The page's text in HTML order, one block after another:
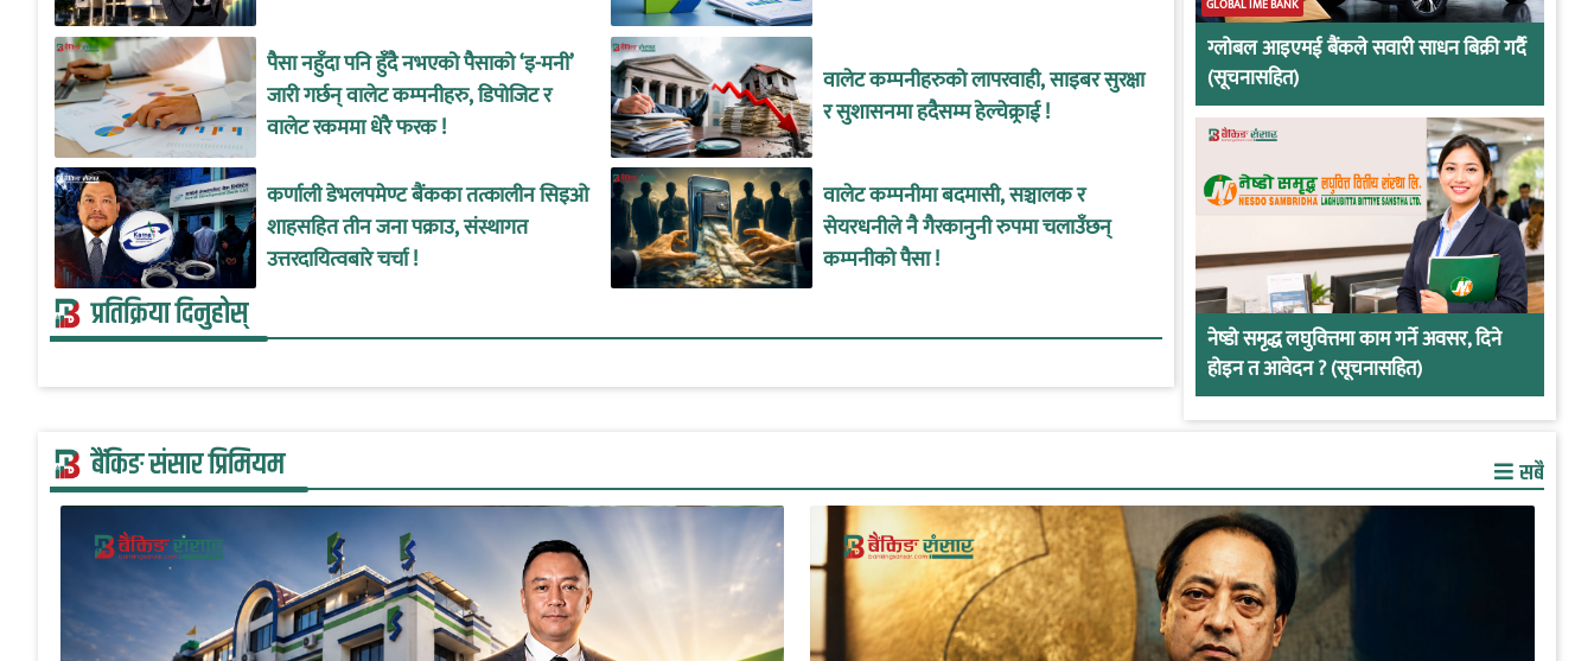
पैसा नहुँदा पनि हुँदै नभएको पैसाको ‘इ-मनी’
जारी गर्छन् वालेट कम्पनीहरु, डिपोजिट र
वालेट रकममा धेरै फरक !
वालेट कम्पनीहरुको लापरवाही, साइबर सुरक्षा
र सुशासनमा हदैसम्म हेल्चेक्र्राई !
कर्णाली डेभलपमेण्ट बैंकका तत्कालीन सिइओ
शाहसहित तीन जना पक्राउ, संस्थागत
उत्तरदायित्वबारे चर्चा !
वालेट कम्पनीमा बदमासी, सञ्चालक र
सेयरधनीले नै गैरकानुनी रुपमा चलाउँछन्
कम्पनीको पैसा !
प्रतिक्रिया दिनुहोस्
GLOBAL IME BANK
ग्लोबल आइएमई बैंकले सवारी साधन बिक्री गर्दै
(सूचनासहित)
नेष्डो समृद्ध लघुवित्तमा काम गर्ने अवसर, दिने
होइन त आवेदन ? (सूचनासहित)
बैंकिङ संसार प्रिमियम सबै